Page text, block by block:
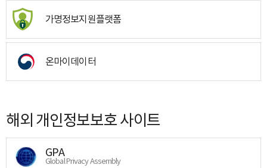
가명정보지원플랫폼
온마이데이터
해외 개인정보보호 사이트
GPA
Global Privacy Assembly